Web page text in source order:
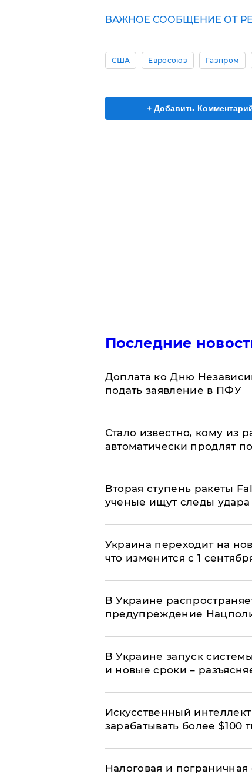
ВАЖНОЕ СООБЩЕНИЕ ОТ
США Евросоюз Газпром
+ Добавить
Последние
Доплата ко Дню
подать заявление в ПФУ
Стало известно, кому из
автоматически продлят
Вторая ступень ракеты
ученые ищут следы
Украина переходит на
что изменится с 1
В Украине
предупреждение
В Украине запуск
и новые сроки –
Искусственный
зарабатывать более $100
Налоговая и